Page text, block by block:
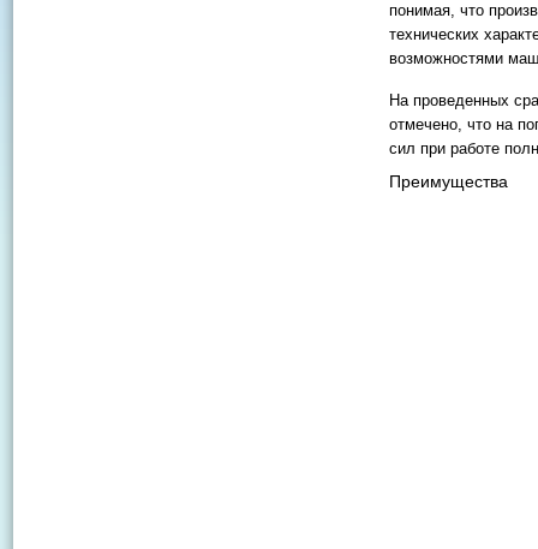
понимая, что
технических
возможностями
На проведенных
отмечено, что на
сил при работе
Преимущества